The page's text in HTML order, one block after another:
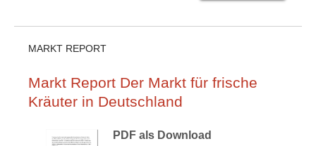
MARKT REPORT
Markt Report Der Markt für frische
Kräuter in Deutschland
PDF als Download